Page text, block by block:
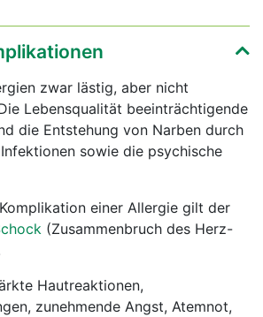
zwar lästig, aber nicht
Lebensqualität beeinträchtigende
die Entstehung von Narben durch
sowie die psychische
einer Allergie gilt der
(Zusammenbruch des Herz-
Hautreaktionen,
zunehmende Angst, Atemnot,